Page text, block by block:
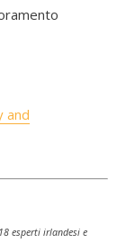
and
esperti irlandesi e